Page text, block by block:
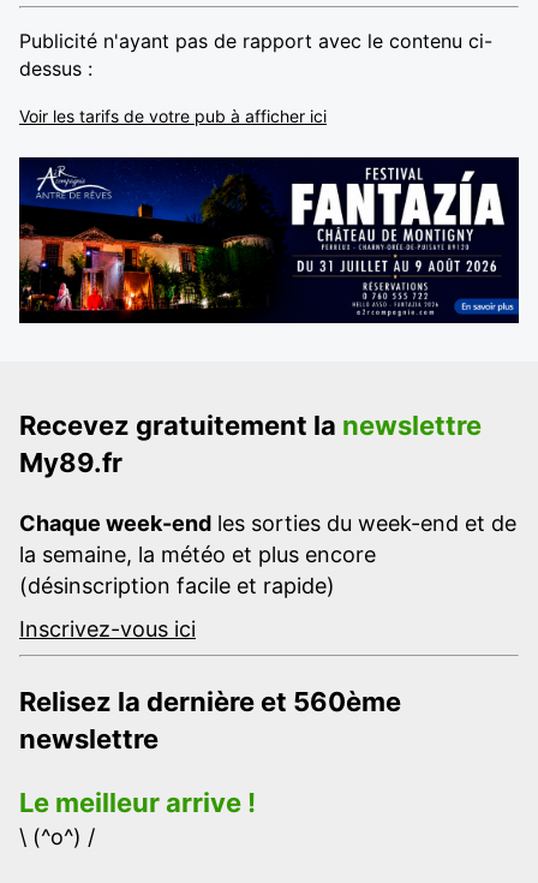
Publicité n'ayant pas de rapport avec le contenu ci-
dessus :
Voir les tarifs de votre pub à afficher ici
Recevez gratuitement la newslettre
My89.fr
Chaque week-end les sorties du week-end et de
la semaine, la météo et plus encore
(désinscription facile et rapide)
Inscrivez-vous ici
Relisez la dernière et 560ème
newslettre
Le meilleur arrive !
\ (^o^) /